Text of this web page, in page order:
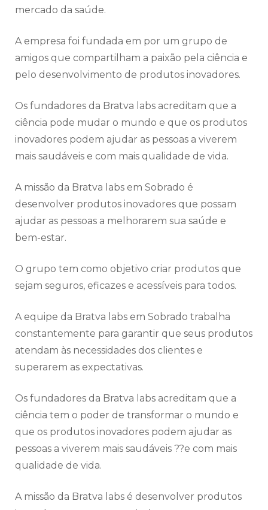
mercado da saúde.
A empresa foi fundada em por um grupo de
amigos que compartilham a paixão pela ciência e
pelo desenvolvimento de produtos inovadores.
Os fundadores da Bratva labs acreditam que a
ciência pode mudar o mundo e que os produtos
inovadores podem ajudar as pessoas a viverem
mais saudáveis e com mais qualidade de vida.
A missão da Bratva labs em Sobrado é
desenvolver produtos inovadores que possam
ajudar as pessoas a melhorarem sua saúde e
bem-estar.
O grupo tem como objetivo criar produtos que
sejam seguros, eficazes e acessíveis para todos.
A equipe da Bratva labs em Sobrado trabalha
constantemente para garantir que seus produtos
atendam às necessidades dos clientes e
superarem as expectativas.
Os fundadores da Bratva labs acreditam que a
ciência tem o poder de transformar o mundo e
que os produtos inovadores podem ajudar as
pessoas a viverem mais saudáveis ??e com mais
qualidade de vida.
A missão da Bratva labs é desenvolver produtos